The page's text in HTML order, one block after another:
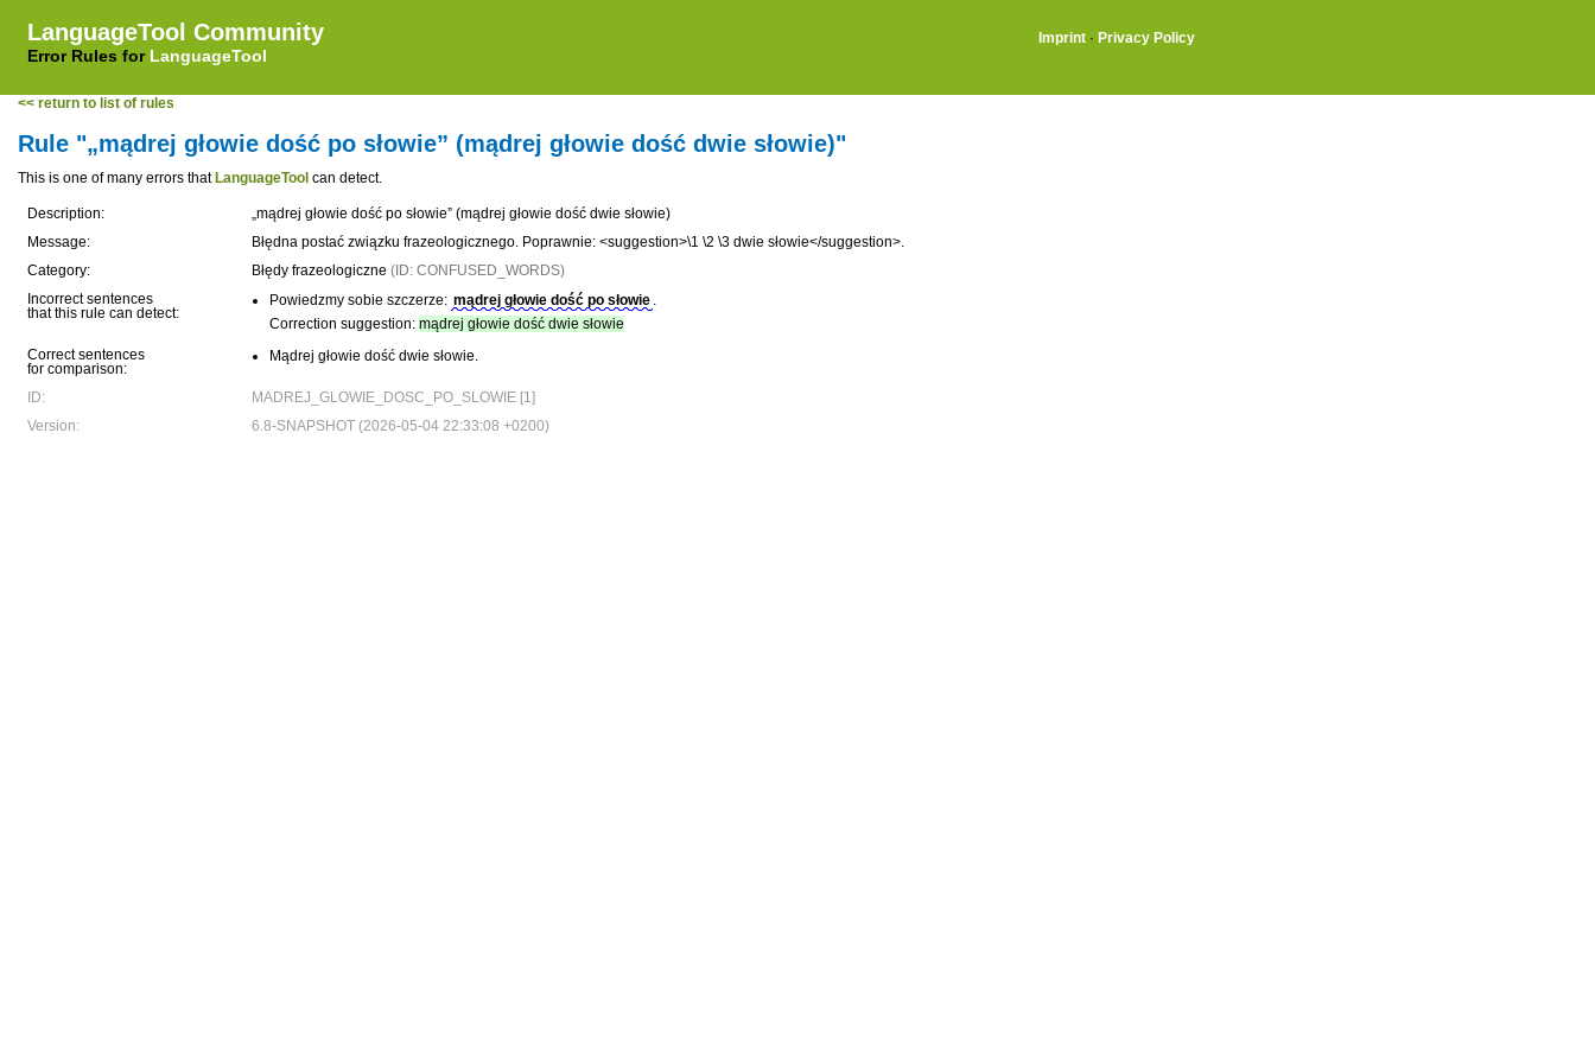
LanguageTool Community
Error Rules for LanguageTool
Imprint · Privacy Policy
<< return to list of rules
Rule "„mądrej głowie dość po słowie” (mądrej głowie dość dwie słowie)"
This is one of many errors that LanguageTool can detect.
Description:
„mądrej głowie dość po słowie” (mądrej głowie dość dwie słowie)
Message:
Błędna postać związku frazeologicznego. Poprawnie: <suggestion>\1 \2 \3 dwie słowie</suggestion>.
Category:
Błędy frazeologiczne (ID: CONFUSED_WORDS)
Incorrect sentences
that this rule can detect:
Powiedzmy sobie szczerze: mądrej głowie dość po słowie .
Correction suggestion: mądrej głowie dość dwie słowie
Correct sentences
for comparison:
Mądrej głowie dość dwie słowie.
ID:
MADREJ_GLOWIE_DOSC_PO_SLOWIE [1]
Version:
6.8-SNAPSHOT (2026-05-04 22:33:08 +0200)